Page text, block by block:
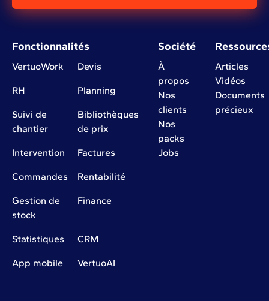
Fonctionnalités
VertuoWork Devis
RH Planning
Suivi de
chantier
Bibliothèques
de prix
Intervention Factures
Commandes Rentabilité
Gestion de
stock
Finance
Statistiques CRM
App mobile VertuoAI
Société
À
propos
Nos
clients
Nos
packs
Jobs
Articles
Vidéos
Documents
précieux